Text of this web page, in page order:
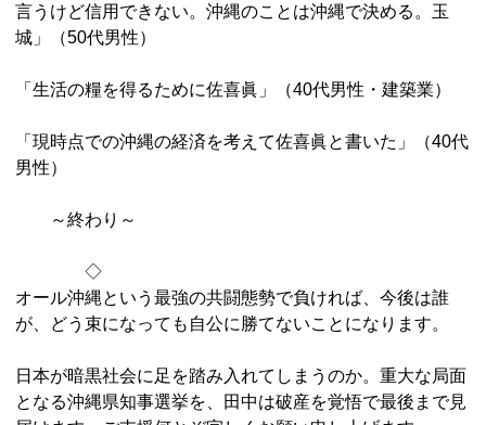
言うけど信用できない。沖縄のことは沖縄で決める。玉
城」（50代男性）
「生活の糧を得るために佐喜眞」（40代男性・建築業）
「現時点での沖縄の経済を考えて佐喜眞と書いた」（40代
男性）
～終わり～
◇
オール沖縄という最強の共闘態勢で負ければ、今後は誰
が、どう束になっても自公に勝てないことになります。
日本が暗黒社会に足を踏み入れてしまうのか。重大な局面
となる沖縄県知事選挙を、田中は破産を覚悟で最後まで見